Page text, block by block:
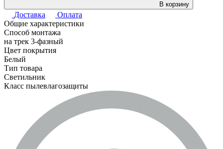
В корзину
Доставка
Оплата
Общие характеристики
Способ монтажа
на трек 3-фазный
Цвет покрытия
Белый
Тип товара
Светильник
Класс пылевлагозащиты